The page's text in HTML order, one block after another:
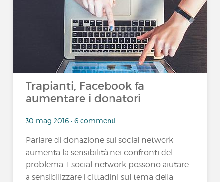
Trapianti, Facebook fa
aumentare i donatori
30 mag 2016 • 6 commenti
Parlare di donazione sui social network
aumenta la sensibilità nei confronti del
problema. I social network possono aiutare
a sensibilizzare i cittadini sul tema della